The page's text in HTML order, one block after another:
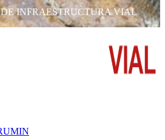
INFRAESTRUCTURA VIAL